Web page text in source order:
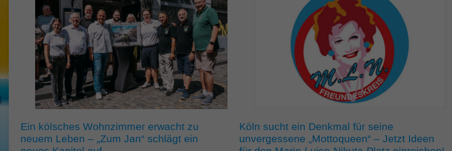
Ein kölsches Wohnzimmer erwacht zu
neuem Leben – „Zum Jan“ schlägt ein
Köln sucht ein Denkmal für seine
unvergessene „Mottoqueen“ – Jetzt Ideen